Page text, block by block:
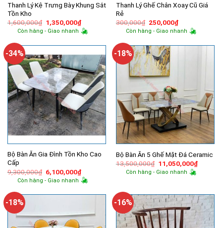
Thanh Lý Kệ Trưng Bày Khung Sắt
Tồn Kho
1,600,000₫ Giá
gốc
là:
1,350,000₫Giá
hiện
tại
1,350,000₫.
Còn hàng - Giao nhanh
Thanh Lý Ghế Chân Xoay Cũ Giá
Rẻ
300,000₫ Giá
gốc
là:
250,000₫Giá
hiện
tại
250,000₫.
Còn hàng - Giao nhanh
-34%
Bộ Bàn Ăn Gia Đình Tồn Kho Cao
Cấp
9,300,000₫ Giá
gốc
là:
6,100,000₫Giá
hiện
tại
6,100,000₫.
Còn hàng - Giao nhanh
-18%
Bộ Bàn Ăn 5 Ghế Mặt Đá Ceramic
13,500,000₫ Giá
gốc
là:
11,050,000₫Giá
hiện
Còn hàng - Giao nhanh
-18% -16%